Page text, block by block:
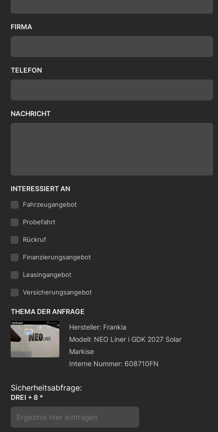
FIRMA
TELEFON
NACHRICHT
INTERESSIERT AN
Fahrzeugangebot
Probefahrt
Rückruf
Finanzierungsangebot
Leasingangebot
Versicherungsangebot
THEMA DER ANFRAGE
Hersteller: Frankia
Modell: NEO Liner i GDK 2027 Solar
Markise
Interne Nummer: 608710FN
DREI + 8 *